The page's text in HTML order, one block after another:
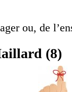
ou, de
(8)